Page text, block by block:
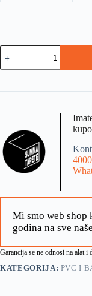
4000
Mi smo web shop
godina na sve
Garancija se ne odnosi na alat i
KATEGORIJA: PVC I